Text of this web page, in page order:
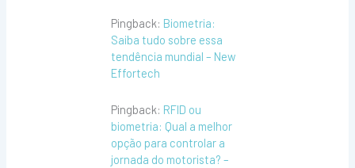
Pingback: Biometria:
Saiba tudo sobre essa
tendência mundial – New
Effortech
Pingback: RFID ou
biometria: Qual a melhor
opção para controlar a
jornada do motorista? –